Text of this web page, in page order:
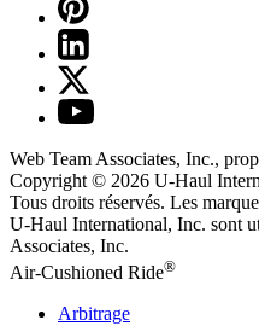
Web Team Associates, Inc.,
Copyright © 2026 U-Haul
Tous droits réservés. Les
U-Haul International, Inc. sont
Associates, Inc.
Air-Cushioned Ride®
Arbitrage